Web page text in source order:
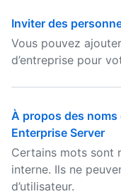
Inviter des
Vous pouvez
d’entreprise pour
À propos des noms
Enterprise Server
Certains mots sont
interne. Ils ne
d’utilisateur.